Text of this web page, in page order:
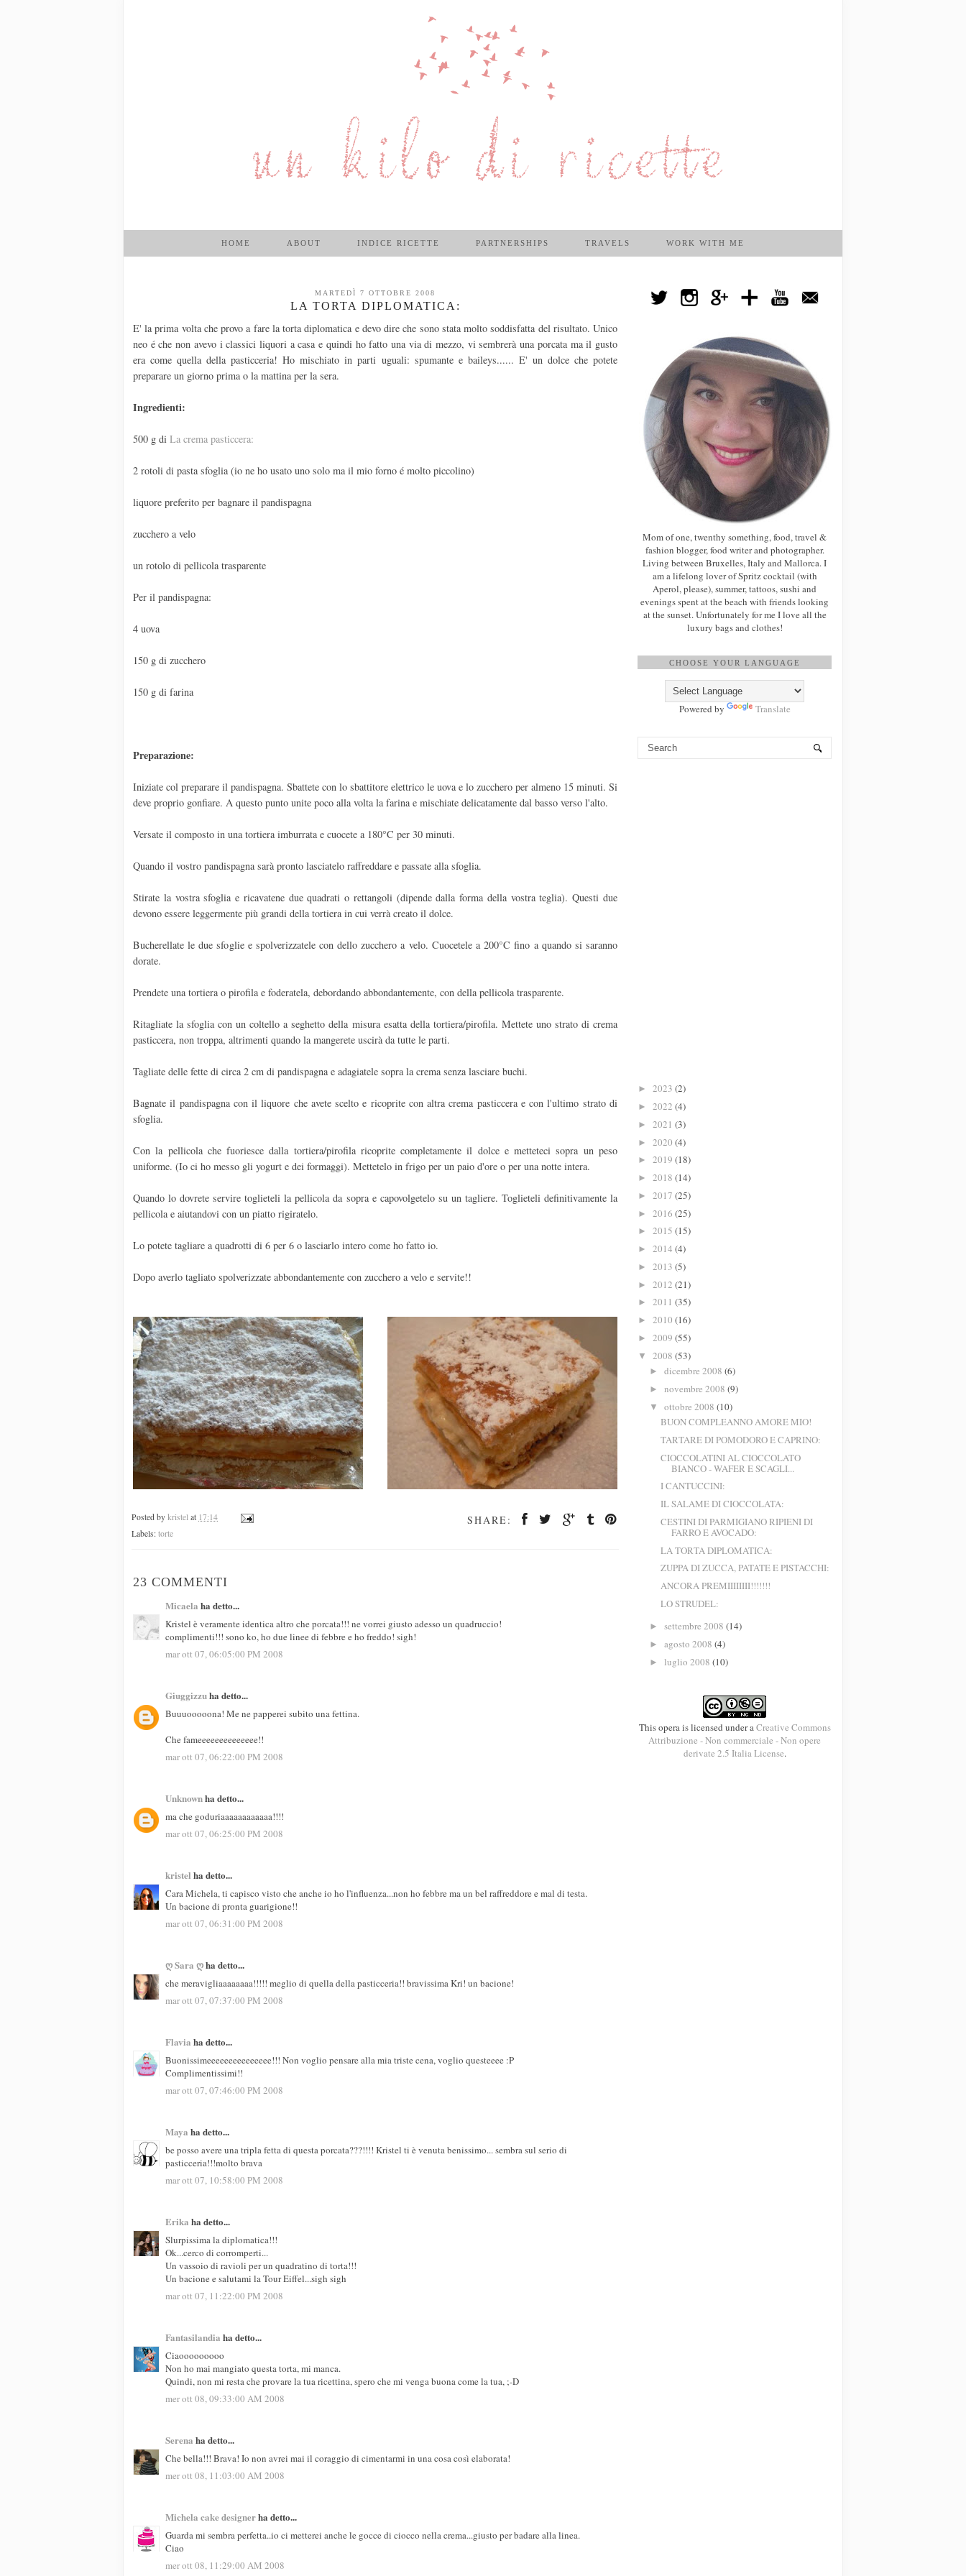
HOME ABOUT INDICE RICETTE PARTNERSHIPS TRAVELS WORK WITH ME
MARTEDÌ 7 OTTOBRE 2008
LA TORTA DIPLOMATICA:
E' la prima volta che provo a fare la torta diplomatica e devo dire che sono stata molto soddisfatta del risultato. Unico
neo é che non avevo i classici liquori a casa e quindi ho fatto una via di mezzo, vi sembrerà una porcata ma il gusto
era come quella della pasticceria! Ho mischiato in parti uguali: spumante e baileys...... E' un dolce che potete
preparare un giorno prima o la mattina per la sera.
Ingredienti:
500 g di La crema pasticcera:
2 rotoli di pasta sfoglia (io ne ho usato uno solo ma il mio forno é molto piccolino)
liquore preferito per bagnare il pandispagna
zucchero a velo
un rotolo di pellicola trasparente
Per il pandispagna:
4 uova
150 g di zucchero
150 g di farina
Preparazione:
Iniziate col preparare il pandispagna. Sbattete con lo sbattitore elettrico le uova e lo zucchero per almeno 15 minuti. Si
deve proprio gonfiare. A questo punto unite poco alla volta la farina e mischiate delicatamente dal basso verso l'alto.
Versate il composto in una tortiera imburrata e cuocete a 180°C per 30 minuti.
Quando il vostro pandispagna sarà pronto lasciatelo raffreddare e passate alla sfoglia.
Stirate la vostra sfoglia e ricavatene due quadrati o rettangoli (dipende dalla forma della vostra teglia). Questi due
devono essere leggermente più grandi della tortiera in cui verrà creato il dolce.
Bucherellate le due sfoglie e spolverizzatele con dello zucchero a velo. Cuocetele a 200°C fino a quando si saranno
dorate.
Prendete una tortiera o pirofila e foderatela, debordando abbondantemente, con della pellicola trasparente.
Ritagliate la sfoglia con un coltello a seghetto della misura esatta della tortiera/pirofila. Mettete uno strato di crema
pasticcera, non troppa, altrimenti quando la mangerete uscirà da tutte le parti.
Tagliate delle fette di circa 2 cm di pandispagna e adagiatele sopra la crema senza lasciare buchi.
Bagnate il pandispagna con il liquore che avete scelto e ricoprite con altra crema pasticcera e con l'ultimo strato di
sfoglia.
Con la pellicola che fuoriesce dalla tortiera/pirofila ricoprite completamente il dolce e metteteci sopra un peso
uniforme. (Io ci ho messo gli yogurt e dei formaggi). Mettetelo in frigo per un paio d'ore o per una notte intera.
Quando lo dovrete servire toglieteli la pellicola da sopra e capovolgetelo su un tagliere. Toglieteli definitivamente la
pellicola e aiutandovi con un piatto rigiratelo.
Lo potete tagliare a quadrotti di 6 per 6 o lasciarlo intero come ho fatto io.
Dopo averlo tagliato spolverizzate abbondantemente con zucchero a velo e servite!!
SHARE:
Posted by kristel at 17:14
Labels: torte
23 COMMENTI
Micaela ha detto...
Kristel è veramente identica altro che porcata!!! ne vorrei giusto adesso un quadruccio!
complimenti!!! sono ko, ho due linee di febbre e ho freddo! sigh!
mar ott 07, 06:05:00 PM 2008
Giuggizzuha detto...
Buuuooooona! Me ne papperei subito una fettina.
Che fameeeeeeeeeeeeee!!
mar ott 07, 06:22:00 PM 2008
Unknownha detto...
ma che goduriaaaaaaaaaaaa!!!!
mar ott 07, 06:25:00 PM 2008
kristel ha detto...
Cara Michela, ti capisco visto che anche io ho l'influenza...non ho febbre ma un bel raffreddore e mal di testa.
Un bacione di pronta guarigione!!
mar ott 07, 06:31:00 PM 2008
ღ Sara ღha detto...
che meravigliaaaaaaaa!!!!! meglio di quella della pasticceria!! bravissima Kri! un bacione!
mar ott 07, 07:37:00 PM 2008
Flavia ha detto...
Buonissimeeeeeeeeeeeeeee!!! Non voglio pensare alla mia triste cena, voglio questeeee :P
Complimentissimi!!
mar ott 07, 07:46:00 PM 2008
Maya ha detto...
be posso avere una tripla fetta di questa porcata???!!!! Kristel ti è venuta benissimo... sembra sul serio di
pasticceria!!!molto brava
mar ott 07, 10:58:00 PM 2008
Erika ha detto...
Slurpissima la diplomatica!!!
Ok...cerco di corromperti...
Un vassoio di ravioli per un quadratino di torta!!!
Un bacione e salutami la Tour Eiffel...sigh sigh
mar ott 07, 11:22:00 PM 2008
Fantasilandia ha detto...
Ciaooooooooo
Non ho mai mangiato questa torta, mi manca.
Quindi, non mi resta che provare la tua ricettina, spero che mi venga buona come la tua, ;-D
mer ott 08, 09:33:00 AM 2008
Serena ha detto...
Che bella!!! Brava! Io non avrei mai il coraggio di cimentarmi in una cosa così elaborata!
mer ott 08, 11:03:00 AM 2008
Michela cake designerha detto...
Guarda mi sembra perfetta..io ci metterei anche le gocce di ciocco nella crema...giusto per badare alla linea.
Ciao
mer ott 08, 11:29:00 AM 2008
Mom of one, twenthy something, food, travel &
fashion blogger, food writer and photographer.
Living between Bruxelles, Italy and Mallorca. I
am a lifelong lover of Spritz cocktail (with
Aperol, please), summer, tattoos, sushi and
evenings spent at the beach with friends looking
at the sunset. Unfortunately for me I love all the
luxury bags and clothes!
CHOOSE YOUR LANGUAGE
Powered by Translate
► 2023 (2)
► 2022 (4)
► 2021 (3)
► 2020 (4)
► 2019 (18)
► 2018 (14)
► 2017 (25)
► 2016 (25)
► 2015 (15)
► 2014 (4)
► 2013 (5)
► 2012 (21)
► 2011 (35)
► 2010 (16)
► 2009 (55)
▼ 2008 (53)
► dicembre 2008 (6)
► novembre 2008 (9)
▼ ottobre 2008 (10)
BUON COMPLEANNO AMORE MIO!
TARTARE DI POMODORO E CAPRINO:
CIOCCOLATINI AL CIOCCOLATO
BIANCO - WAFER E SCAGLI...
I CANTUCCINI:
IL SALAME DI CIOCCOLATA:
CESTINI DI PARMIGIANO RIPIENI DI
FARRO E AVOCADO:
LA TORTA DIPLOMATICA:
ZUPPA DI ZUCCA, PATATE E PISTACCHI:
ANCORA PREMIIIIIIII!!!!!!!
LO STRUDEL:
► settembre 2008 (14)
► agosto 2008 (4)
► luglio 2008 (10)
This opera is licensed under aCreative Commons
Attribuzione - Non commerciale - Non opere
derivate 2.5 Italia License.